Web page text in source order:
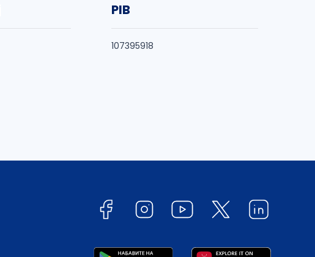
PIB
107395918